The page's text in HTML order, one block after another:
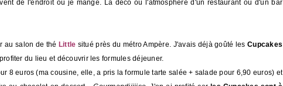
de l'endroit où je mange. La déco ou l'atmosphère d'un restaurant ou d'un bar
au salon de thé Little situé près du métro Ampère. J'avais déjà goûté lesCupcakes
du lieu et découvrir les formules déjeuner.
8 euros (ma cousine, elle, a pris la formule tarte salée + salade pour 6,90 euros) et